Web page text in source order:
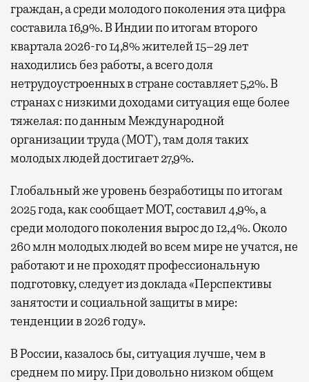
граждан, а среди молодого поколения эта цифра
составила 16,9%. В Индии по итогам второго
квартала 2026-го 14,8% жителей 15–29 лет
находились без работы, а всего доля
нетрудоустроенных в стране составляет 5,2%. В
странах с низкими доходами ситуация еще более
тяжелая: по данным Международной
организации труда (МОТ), там доля таких
молодых людей достигает 27,9%.
Глобальный же уровень безработицы по итогам
2025 года, как сообщает МОТ, составил 4,9%, а
среди молодого поколения вырос до 12,4%. Около
260 млн молодых людей во всем мире не учатся, не
работают и не проходят профессиональную
подготовку, следует из доклада «Перспективы
занятости и социальной защиты в мире:
тенденции в 2026 году».
В России, казалось бы, ситуация лучше, чем в
среднем по миру. При довольно низком общем